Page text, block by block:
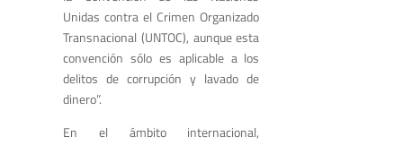
Unidas contra el Crimen Organizado
Transnacional (UNTOC), aunque esta
convención sólo es aplicable a los
delitos de corrupción y lavado de
dinero”.
En el ámbito internacional,